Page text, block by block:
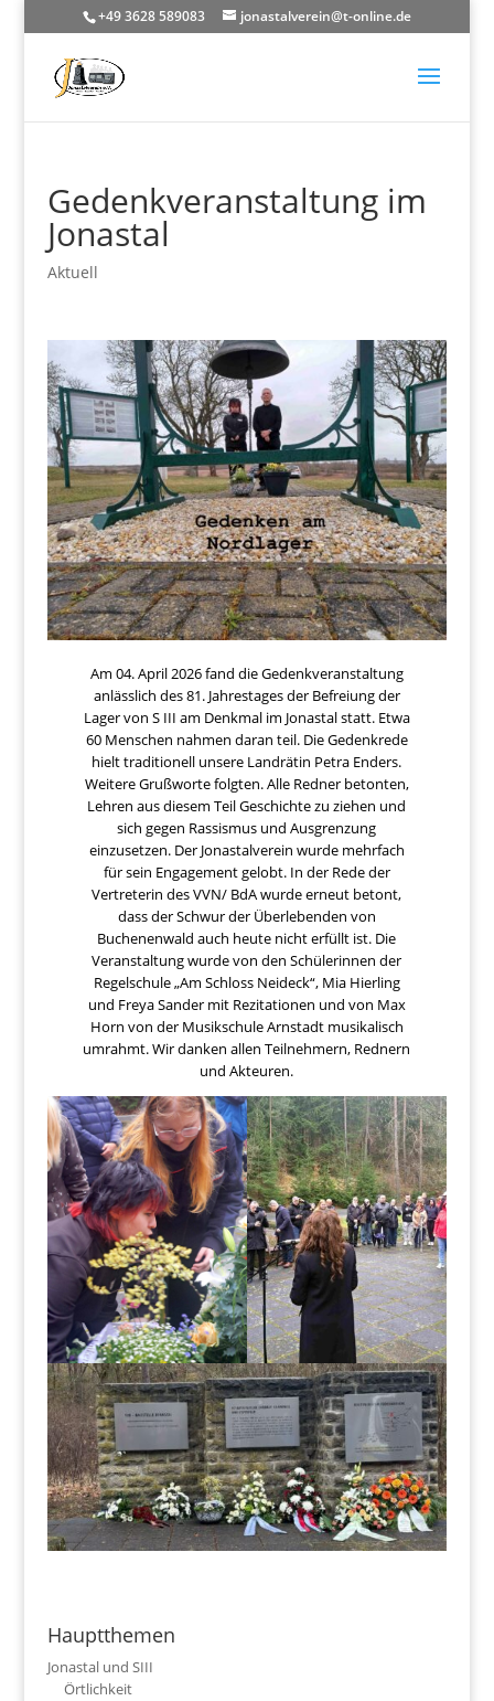
+49 3628 589083 jonastalverein@t-online.de
Gedenkveranstaltung im
Jonastal
Aktuell
Am 04. April 2026 fand die Gedenkveranstaltung
anlässlich des 81. Jahrestages der Befreiung der
Lager von S III am Denkmal im Jonastal statt. Etwa
60 Menschen nahmen daran teil. Die Gedenkrede
hielt traditionell unsere Landrätin Petra Enders.
Weitere Grußworte folgten. Alle Redner betonten,
Lehren aus diesem Teil Geschichte zu ziehen und
sich gegen Rassismus und Ausgrenzung
einzusetzen. Der Jonastalverein wurde mehrfach
für sein Engagement gelobt. In der Rede der
Vertreterin des VVN/ BdA wurde erneut betont,
dass der Schwur der Überlebenden von
Buchenenwald auch heute nicht erfüllt ist. Die
Veranstaltung wurde von den Schülerinnen der
Regelschule „Am Schloss Neideck“, Mia Hierling
und Freya Sander mit Rezitationen und von Max
Horn von der Musikschule Arnstadt musikalisch
umrahmt. Wir danken allen Teilnehmern, Rednern
und Akteuren.
Hauptthemen
Jonastal und SIII
Örtlichkeit